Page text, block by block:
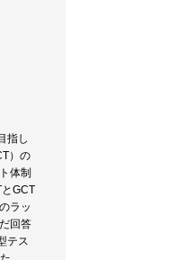
指し
）の
体制
GCT
ラッ
回答
テス